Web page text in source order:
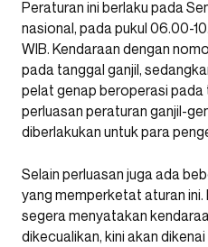
Peraturan ini berlaku pada
nasional, pada pukul 06.00-
WIB. Kendaraan dengan
pada tanggal ganjil,
pelat genap beroperasi pada
perluasan peraturan ganjil-
diberlakukan untuk para
Selain perluasan juga ada
yang memperketat aturan
segera menyatakan
dikecualikan, kini akan